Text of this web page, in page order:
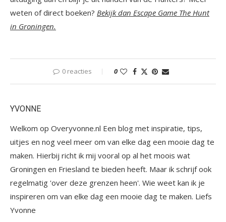
weten of direct boeken? Bekijk dan Escape Game The Hunt
in Groningen.
0 reacties 0
YVONNE
Welkom op Overyvonne.nl Een blog met inspiratie, tips,
uitjes en nog veel meer om van elke dag een mooie dag te
maken. Hierbij richt ik mij vooral op al het moois wat
Groningen en Friesland te bieden heeft. Maar ik schrijf ook
regelmatig 'over deze grenzen heen'. Wie weet kan ik je
inspireren om van elke dag een mooie dag te maken. Liefs
Yvonne